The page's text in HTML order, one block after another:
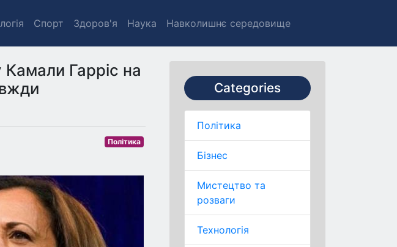
Спорт Здоров'я Наука Навколишнє середовище
Categories
Політика
Бізнес
Мистецтво та
розваги
Технологія
Гарріс на
Політика